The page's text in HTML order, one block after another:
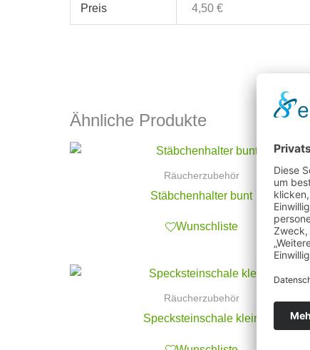
Preis 4,50 €
Ähnliche Produkte
Räucherzubehör
Stäbchenhalter bunt
Wunschliste
Räucherzubehör
Specksteinschale klein